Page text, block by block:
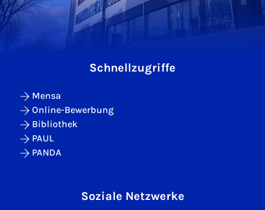
Schnellzugriffe
Mensa
Online-Bewerbung
Bibliothek
PAUL
PANDA
Soziale Netzwerke